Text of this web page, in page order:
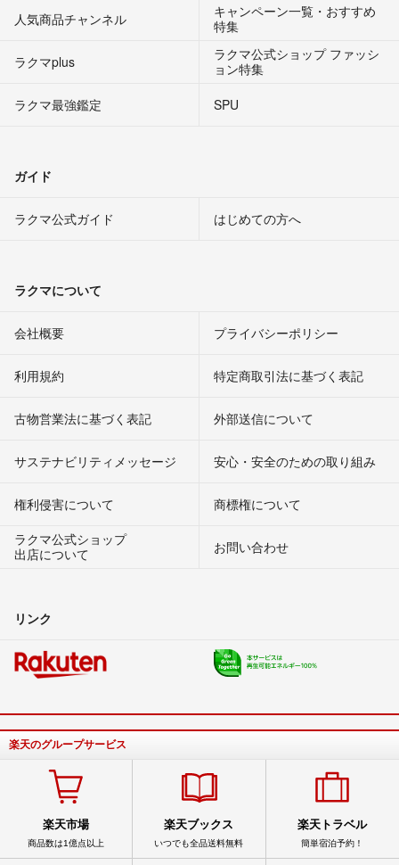
人気商品チャンネル
キャンペーン一覧・おすすめ
特集
ラクマplus
ラクマ公式ショップ ファッシ
ョン特集
ラクマ最強鑑定
SPU
ガイド
ラクマ公式ガイド はじめての方へ
ラクマについて
会社概要 プライバシーポリシー
利用規約 特定商取引法に基づく表記
古物営業法に基づく表記 外部送信について
サステナビリティメッセージ 安心・安全のための取り組み
権利侵害について
商標権について
ラクマ公式ショップ
出店について
お問い合わせ
リンク
楽天のグループサービス
楽天市場
商品数は1億点以上
楽天ブックス
いつでも全品送料無料
楽天トラベル
簡単宿泊予約！